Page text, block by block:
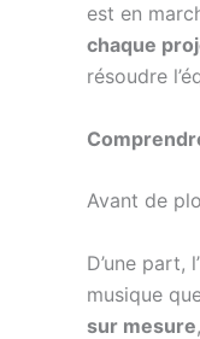
est en
chaque
résoudre
Avant de
D’une part, l’
musique
sur mesure